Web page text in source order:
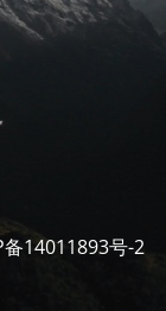
14011893号-2